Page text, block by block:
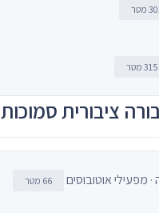
מטר
315 מטר
ציבורית סמוכות
66 מטר